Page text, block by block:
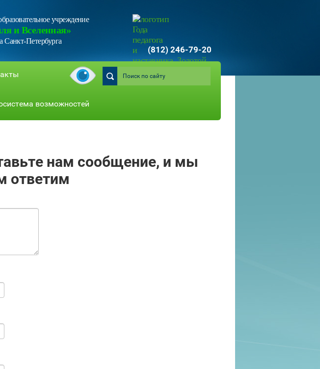
учреждение
и Вселенная»
Санкт-Петербурга
(812) 246-79-20
возможностей
нам сообщение, и мы
ответим